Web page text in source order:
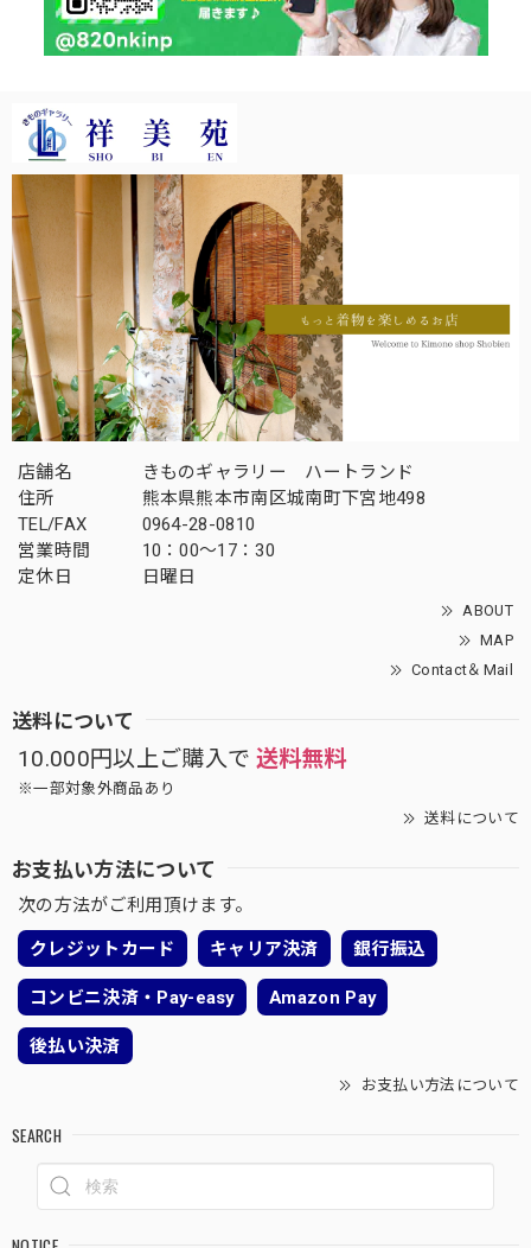
店舗名
きものギャラリー ハートランド
住所
熊本県熊本市南区城南町下宮地498
TEL/FAX
0964-28-0810
営業時間
10：00～17：30
定休日
日曜日
ABOUT
MAP
Contact＆Mail
送料について
10.000円以上ご購入で 送料無料
※一部対象外商品あり
送料について
お支払い方法について
次の方法がご利用頂けます。
クレジットカード キャリア決済 銀行振込
コンビニ決済・Pay-easy Amazon Pay
後払い決済
お支払い方法について
SEARCH